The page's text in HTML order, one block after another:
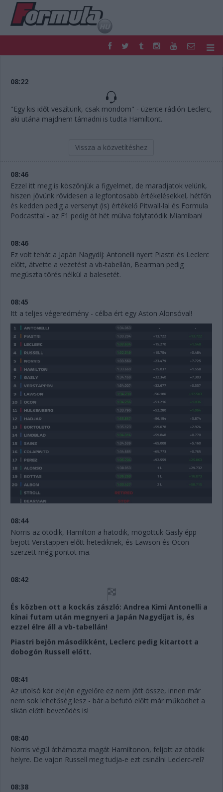
FORMULA
EGYÉB
PODCAST
SHOP
08:22
"Egy kis időt veszítünk, csak mondom" - üzente rádión Leclerc,
aki utána majdnem támadni is tudta Hamiltont.
Vissza a közvetítéshez
08:46
Ezzel itt meg is köszönjük a figyelmet, de maradjatok velünk,
hiszen jövünk rövidesen a legfontosabb értékelésekkel, hétfőn
és kedden pedig a versenyt (is) értékelő Pitwall-lal és Formula
Podcasttal - az F1 pedig öt hét múlva folytatódik Miamiban!
08:46
Ez volt tehát a Japán Nagydíj: Antonelli nyert Piastri és Leclerc
előtt, átvette a vezetést a vb-tabellán, Bearman pedig
megúszta törés nélkül a balesetét.
08:45
Itt a teljes végeredmény - célba ért egy Aston Alonsóval!
08:44
Norris az ötödik, Hamilton a hatodik, mögöttük Gasly épp
bejött Verstappen előtt hetediknek, és Lawson és Ocon
szerzett még pontot ma.
08:42
És közben ott a kockás zászló: Andrea Kimi Antonelli a
kínai futam után megnyeri a Japán Nagydíjat is, és
ezzel élre áll a vb-tabellán!
Piastri bejön másodikként, Leclerc pedig kitartott a
dobogón Russell előtt.
08:41
Az utolsó kör elején egyelőre ez nem jött össze, innen már
nem sok lehetőség lesz - bár a befutó előtt már működhet a
sikán előtti bevetődés is!
08:40
Norris végül áthámozta magát Hamiltonon, feljött az ötödik
helyre. De vajon Russell meg tudja-e ezt csinálni Leclerc-rel?
08:38